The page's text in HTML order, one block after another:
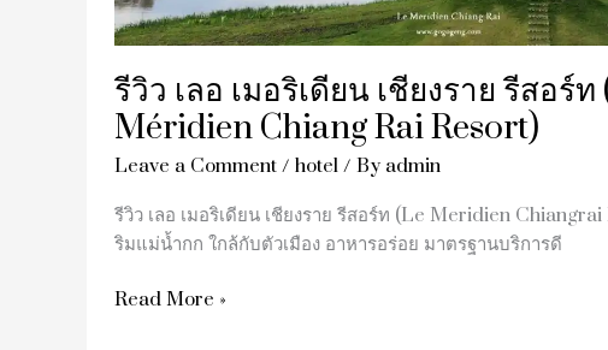
รีวิว เลอ เมอริเดียน เชียงราย รีสอร์ท
Méridien Chiang Rai Resort)
Leave a Comment / hotel/ By admin
รีวิว เลอ เมอริเดียน เชียงราย รีสอร์ท (Le Meridien
ริมแม่น้ำกก ใกล้กับตัวเมือง อาหารอร่อย มาตรฐานบริการดี
Read More »